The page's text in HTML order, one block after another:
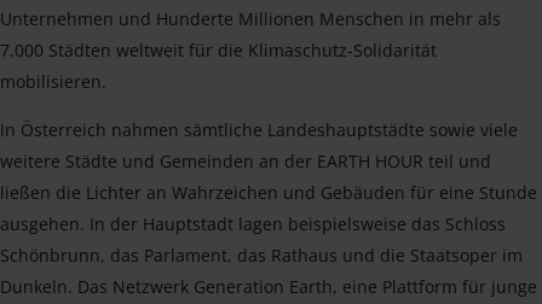
Unternehmen und Hunderte Millionen Menschen in mehr als
7.000 Städten weltweit für die Klimaschutz-Solidarität
mobilisieren.
In Österreich nahmen sämtliche Landeshauptstädte sowie viele
weitere Städte und Gemeinden an der EARTH HOUR teil und
ließen die Lichter an Wahrzeichen und Gebäuden für eine Stunde
ausgehen. In der Hauptstadt lagen beispielsweise das Schloss
Schönbrunn, das Parlament, das Rathaus und die Staatsoper im
Dunkeln. Das Netzwerk Generation Earth, eine Plattform für junge